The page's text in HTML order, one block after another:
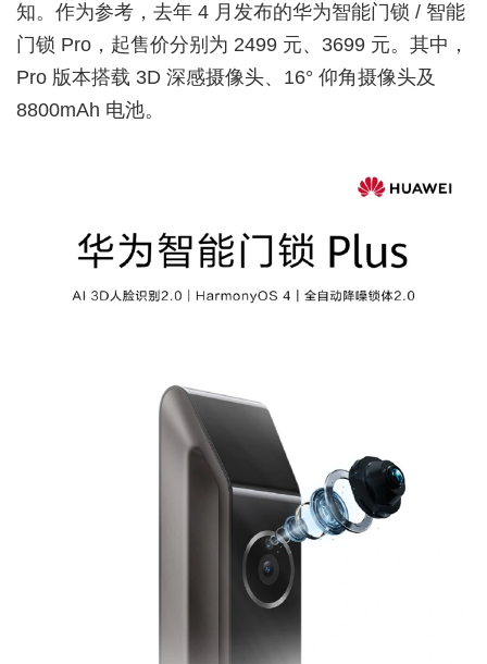
知。作为参考，去年 4 月发布的华为智能门锁 / 智能
门锁 Pro，起售价分别为 2499 元、3699 元。其中，
Pro 版本搭载 3D 深感摄像头、16° 仰角摄像头及
8800mAh 电池。